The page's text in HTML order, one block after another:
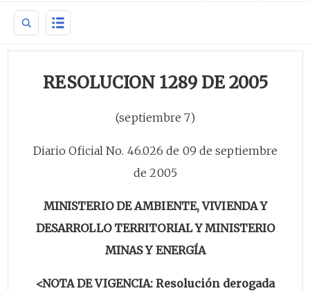
RESOLUCION 1289 DE 2005
(septiembre 7)
Diario Oficial No. 46.026 de 09 de septiembre
de 2005
MINISTERIO DE AMBIENTE, VIVIENDA Y
DESARROLLO TERRITORIAL Y MINISTERIO
MINAS Y ENERGÍA
<NOTA DE VIGENCIA: Resolución derogada